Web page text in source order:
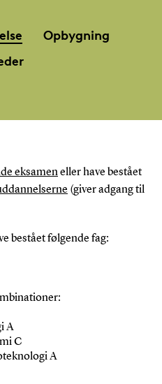
Opbygning
eksameneller have bestået
(giver adgang til
bestået følgende fag:
A
C
A